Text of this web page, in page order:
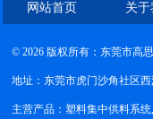
网站首页 关
© 2026 版权所有：东莞市高
地址：东莞市虎门沙角社区
主营产品：塑料集中供料系